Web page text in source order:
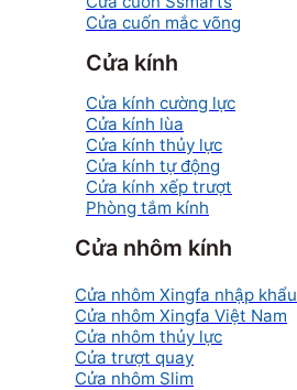
Cửa cuốn mắc võng
Cửa kính
Cửa kính cường lực
Cửa kính lùa
Cửa kính thủy lực
Cửa kính tự động
Cửa kính xếp trượt
Phòng tắm kính
Cửa nhôm kính
Cửa nhôm Xingfa nhập khẩu
Cửa nhôm Xingfa Việt Nam
Cửa nhôm thủy lực
Cửa trượt quay
Cửa nhôm Slim